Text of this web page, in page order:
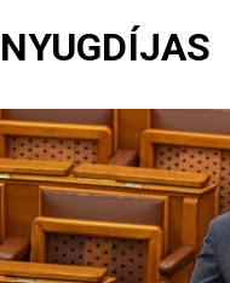
NYUGDÍJAS